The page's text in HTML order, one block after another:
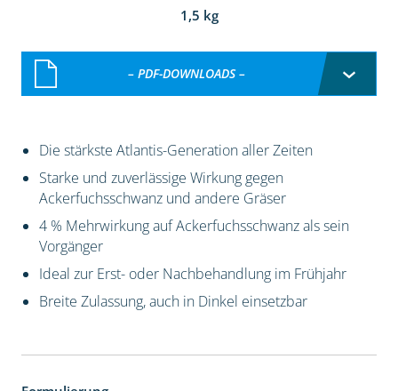
1,5 kg
– PDF-DOWNLOADS –
Die stärkste Atlantis-Generation aller Zeiten
Starke und zuverlässige Wirkung gegen
Ackerfuchsschwanz und andere Gräser
4 % Mehrwirkung auf Ackerfuchsschwanz als sein
Vorgänger
Ideal zur Erst- oder Nachbehandlung im Frühjahr
Breite Zulassung, auch in Dinkel einsetzbar